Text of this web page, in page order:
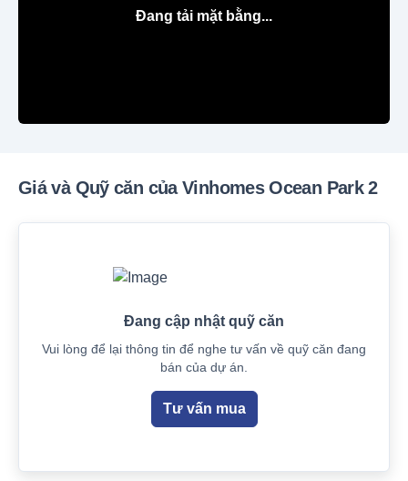
Đang tải mặt bằng...
Giá và Quỹ căn của Vinhomes Ocean Park 2
Đang cập nhật quỹ căn
Vui lòng để lại thông tin để nghe tư vấn về quỹ căn đang
bán của dự án.
Tư vấn mua